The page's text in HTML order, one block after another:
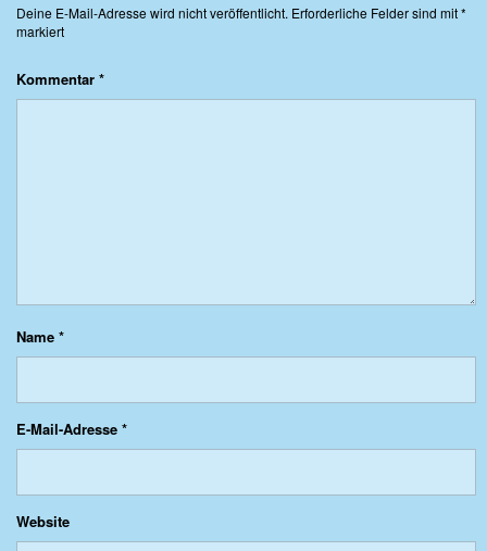
Deine E-Mail-Adresse wird nicht veröffentlicht. Erforderliche Felder sind mit*
markiert
Kommentar *
Name *
E-Mail-Adresse *
Website